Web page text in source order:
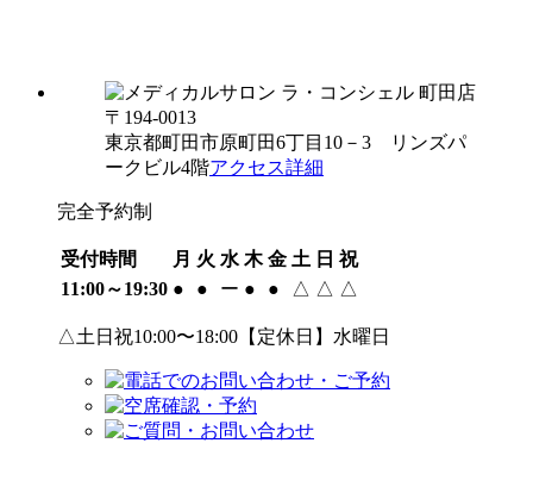
〒194-0013
東京都町田市原町田6丁目10－3 リンズパ
ークビル4階アクセス詳細
完全予約制
受付時間 月 火 水 木 金 土 日 祝
11:00～19:30 ● ● ー ● ● △ △ △
△土日祝10:00〜18:00【定休日】水曜日